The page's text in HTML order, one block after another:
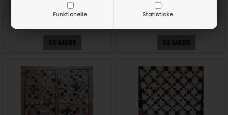
Funktionelle Statistiske
dine stofrester" 2024
SE MERE
dine stofrester" 2024
SE MERE